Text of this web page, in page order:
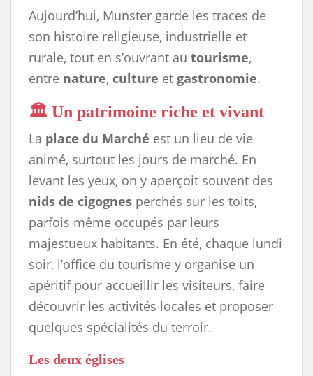
Aujourd’hui, Munster garde les traces de
son histoire religieuse, industrielle et
rurale, tout en s’ouvrant au tourisme,
entre nature, culture et gastronomie.
🏛️ Un patrimoine riche et vivant
La place du Marché est un lieu de vie
animé, surtout les jours de marché. En
levant les yeux, on y aperçoit souvent des
nids de cigognes perchés sur les toits,
parfois même occupés par leurs
majestueux habitants. En été, chaque lundi
soir, l’office du tourisme y organise un
apéritif pour accueillir les visiteurs, faire
découvrir les activités locales et proposer
quelques spécialités du terroir.
Les deux églises